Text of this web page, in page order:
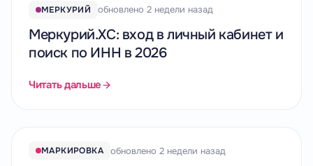
МЕРКУРИЙ обновлено 2 недели назад
Меркурий.ХС: вход в личный кабинет и
поиск по ИНН в 2026
Читать дальше
МАРКИРОВКА обновлено 2 недели назад